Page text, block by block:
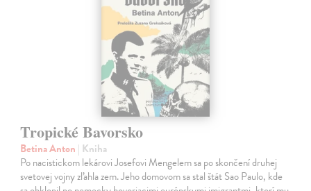
Tropické Bavorsko
Betina Anton | Kniha
Po nacistickom lekárovi Josefovi Mengelem sa po skončení druhej
svetovej vojny zľahla zem. Jeho domovom sa stal štát Sao Paulo, kde